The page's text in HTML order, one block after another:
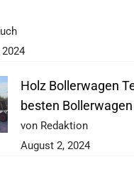
Holz Bollerwagen
besten
von Redaktion
August 2, 2024